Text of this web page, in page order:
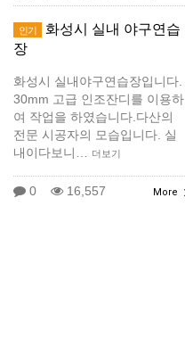
인기
화성시 실내 야구연습
장
화성시 실내야구연습장입니다.
30mm 고급 인조잔디를 이용하
여 작업을 하였습니다.다산의
전문 시공자의 모습입니다. 실
내이다보니…
더보기
0 16,557 More